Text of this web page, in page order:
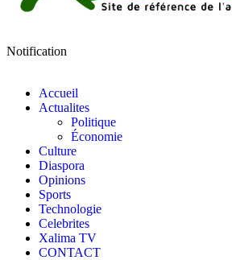
Notification
Accueil
Actualites
Politique
Économie
Culture
Diaspora
Opinions
Sports
Technologie
Celebrites
Xalima TV
CONTACT